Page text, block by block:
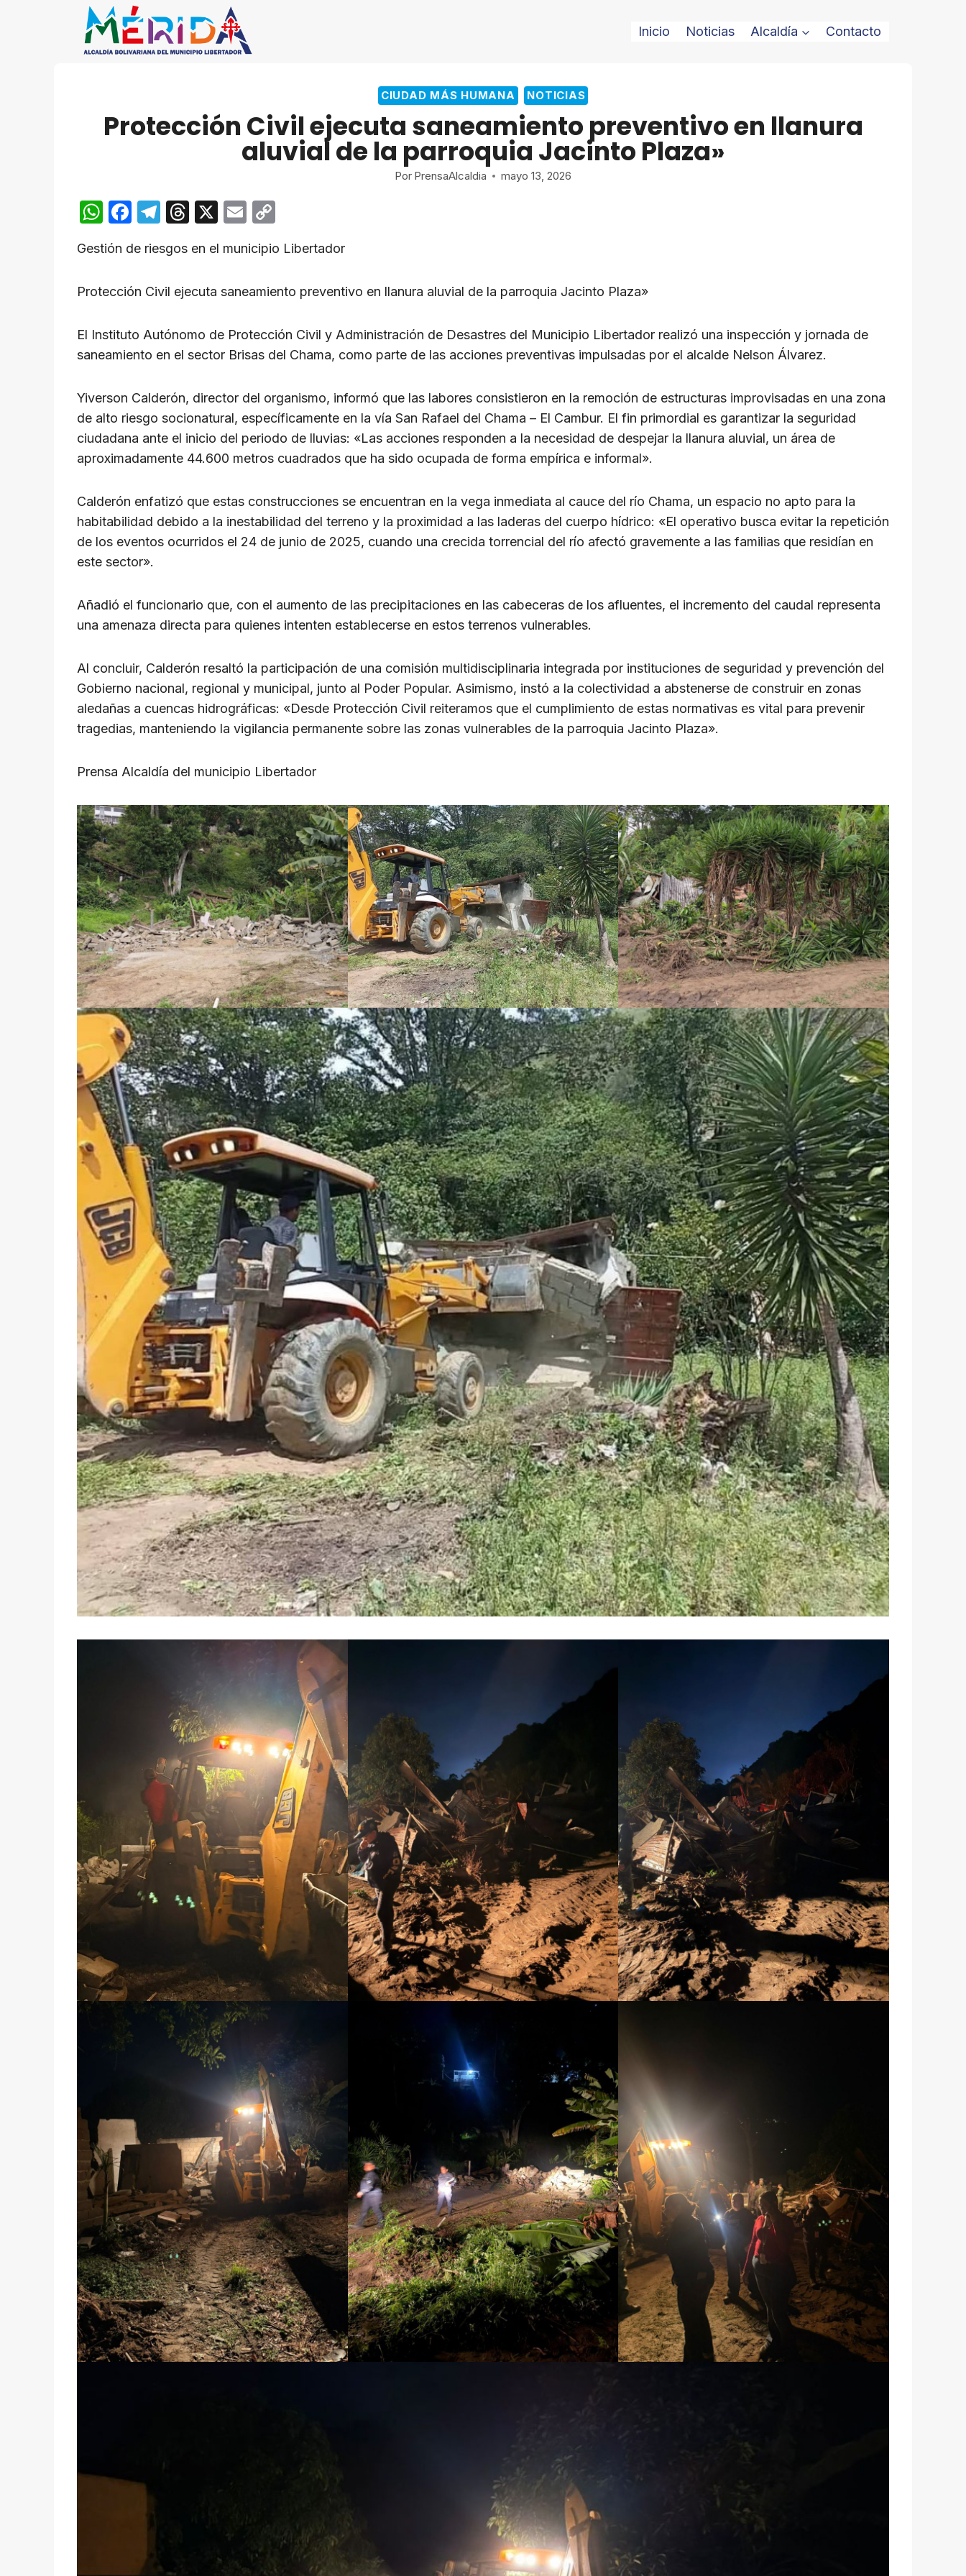
Inicio Noticias Alcaldía Contacto
CIUDAD MÁS HUMANA NOTICIAS
Protección Civil ejecuta saneamiento preventivo en llanura
aluvial de la parroquia Jacinto Plaza»
Por PrensaAlcaldia mayo 13, 2026
W
at
A
p
p
F
c
e
b
o
o
T
e
gr
a
m
T
e
d
s
X
E
ail p
y
Li
n
k
Gestión de riesgos en el municipio Libertador
Protección Civil ejecuta saneamiento preventivo en llanura aluvial de la parroquia Jacinto Plaza»
El Instituto Autónomo de Protección Civil y Administración de Desastres del Municipio Libertador realizó una inspección y jornada de
saneamiento en el sector Brisas del Chama, como parte de las acciones preventivas impulsadas por el alcalde Nelson Álvarez.
Yiverson Calderón, director del organismo, informó que las labores consistieron en la remoción de estructuras improvisadas en una zona
de alto riesgo socionatural, específicamente en la vía San Rafael del Chama – El Cambur. El fin primordial es garantizar la seguridad
ciudadana ante el inicio del periodo de lluvias: «Las acciones responden a la necesidad de despejar la llanura aluvial, un área de
aproximadamente 44.600 metros cuadrados que ha sido ocupada de forma empírica e informal».
Calderón enfatizó que estas construcciones se encuentran en la vega inmediata al cauce del río Chama, un espacio no apto para la
habitabilidad debido a la inestabilidad del terreno y la proximidad a las laderas del cuerpo hídrico: «El operativo busca evitar la repetición
de los eventos ocurridos el 24 de junio de 2025, cuando una crecida torrencial del río afectó gravemente a las familias que residían en
este sector».
Añadió el funcionario que, con el aumento de las precipitaciones en las cabeceras de los afluentes, el incremento del caudal representa
una amenaza directa para quienes intenten establecerse en estos terrenos vulnerables.
Al concluir, Calderón resaltó la participación de una comisión multidisciplinaria integrada por instituciones de seguridad y prevención del
Gobierno nacional, regional y municipal, junto al Poder Popular. Asimismo, instó a la colectividad a abstenerse de construir en zonas
aledañas a cuencas hidrográficas: «Desde Protección Civil reiteramos que el cumplimiento de estas normativas es vital para prevenir
tragedias, manteniendo la vigilancia permanente sobre las zonas vulnerables de la parroquia Jacinto Plaza».
Prensa Alcaldía del municipio Libertador